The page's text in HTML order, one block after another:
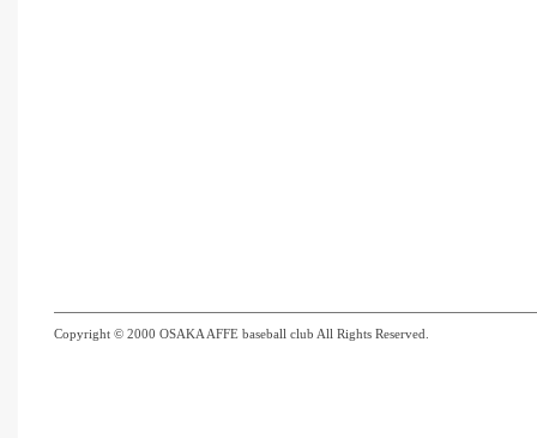
Copyright © 2000 OSAKA AFFE baseball club All Rights Reserved.